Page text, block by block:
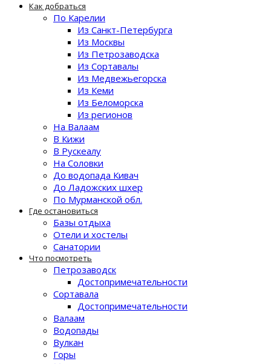
Как добраться
По Карелии
Из Санкт-Петербурга
Из Москвы
Из Петрозаводска
Из Сортавалы
Из Медвежьегорска
Из Кеми
Из Беломорска
Из регионов
На Валаам
В Кижи
В Рускеалу
На Соловки
До водопада Кивач
До Ладожских шхер
По Мурманской обл.
Где остановиться
Базы отдыха
Отели и хостелы
Санатории
Что посмотреть
Петрозаводск
Достопримечательности
Сортавала
Достопримечательности
Валаам
Водопады
Вулкан
Горы